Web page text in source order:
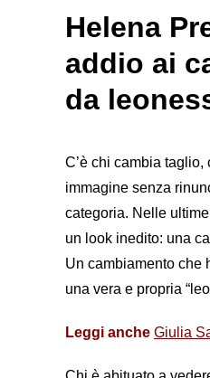
Helena
addio ai
da
C’è chi cambia
immagine senza
categoria. Nelle
un look inedito: una
Un cambiamento che
una vera e propria
Leggi anche Giulia